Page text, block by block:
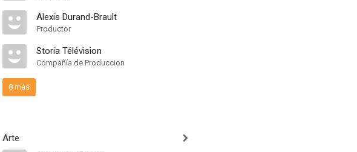
Alexis Durand-Brault
Productor
Storia Télévision
Compañía de Produccion
8 más
Arte